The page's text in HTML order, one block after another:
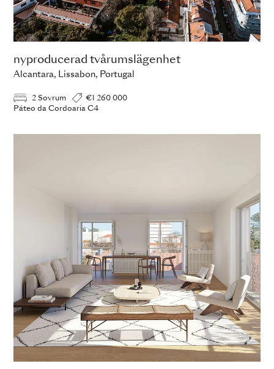
nyproducerad tvårumslägenhet
Alcantara, Lissabon, Portugal
2 Sovrum
€1 260 000
Páteo da Cordoaria C4